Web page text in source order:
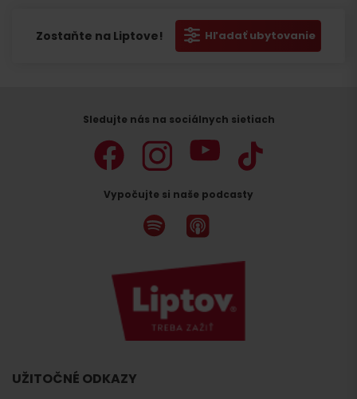
Zostaňte na Liptove! Hľadať ubytovanie
Sledujte nás na sociálnych sietiach
Vypočujte si naše podcasty
UŽITOČNÉ ODKAZY